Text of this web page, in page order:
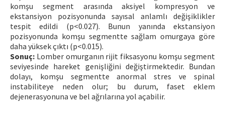
komşu segment arasında aksiyel kompresyon ve
ekstansiyon pozisyonunda sayısal anlamlı değişiklikler
tespit edildi (p<0.027). Bunun yanında ekstansiyon
pozisyonunda komşu segmentte sağlam omurgaya göre
daha yüksek çıktı (p<0.015).
Sonuç: Lomber omurganın rijit fiksasyonu komşu segment
seviyesinde hareket genişliğini değiştirmektedir. Bundan
dolayı, komşu segmentte anormal stres ve spinal
instabiliteye neden olur; bu durum, faset eklem
dejenerasyonuna ve bel ağrılarına yol açabilir.